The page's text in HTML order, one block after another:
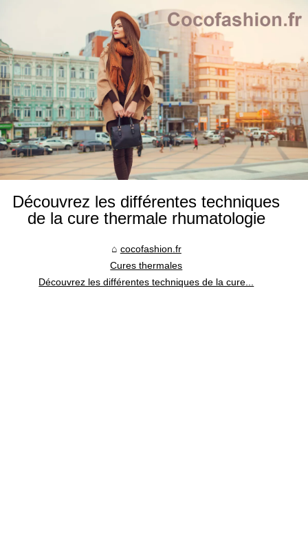
Découvrez les différentes techniques
de la cure thermale rhumatologie
cocofashion.fr
Cures thermales
Découvrez les différentes techniques de la cure...